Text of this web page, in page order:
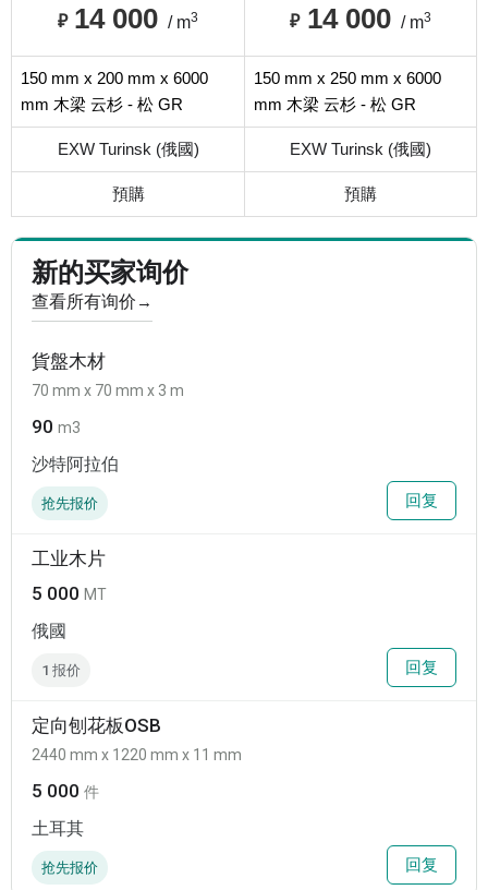
₽ 14 000 / m3 ₽ 14 000 / m3
150 mm x 200 mm x 6000
mm 木梁 云杉 - 松 GR
150 mm x 250 mm x 6000
mm 木梁 云杉 - 松 GR
EXW Turinsk (俄國) EXW Turinsk (俄國)
預購 預購
新的买家询价
查看所有询价 →
貨盤木材
70 mm x 70 mm x 3 m
90 m3
沙特阿拉伯
抢先报价 回复
工业木片
5 000 MT
俄國
1 报价 回复
定向刨花板OSB
2440 mm x 1220 mm x 11 mm
5 000 件
土耳其
抢先报价 回复